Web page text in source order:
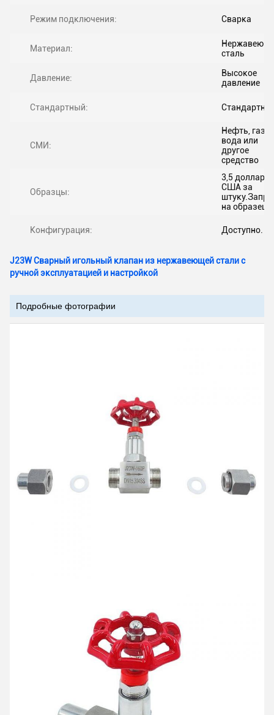
Режим подключения: Сварка
Материал:
сталь
Давление:
Высокое
давление
Стандартный:
СМИ:
Нефть, газ,
вода или
другое
средство
Образцы:
3,5 доллара
США за
на образец
Конфигурация: Доступно.
J23W Сварный игольный клапан из нержавеющей стали с
ручной эксплуатацией и настройкой
Подробные фотографии